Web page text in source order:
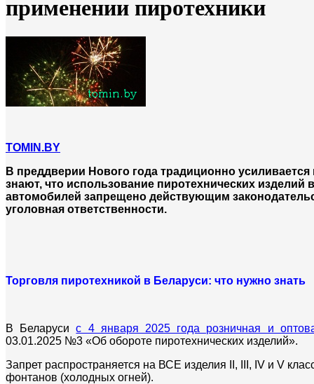
применении пиротехники
TOMIN.BY
В преддверии Нового года традиционно
знают, что использование пиротехнических
автомобилей запрещено действующим
уголовная ответственности.
Торговля пиротехникой в Беларуси: что нужно знать
В Беларусис 4 января 2025 года розничная и
03.01.2025 №3 «Об обороте пиротехнических изделий».
Запрет распространяется на ВСЕ изделия II, III, IV и V
фонтанов (холодных огней).